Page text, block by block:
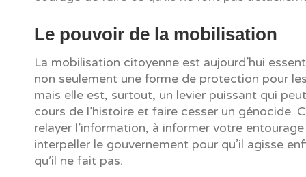
Le pouvoir de la mobilisation
La mobilisation citoyenne est aujourd’hui
non seulement une forme de protection pour
mais elle est, surtout, un levier puissant qui
cours de l’histoire et faire cesser un génocide.
relayer l’information, à informer votre
interpeller le gouvernement pour qu’il agisse
qu’il ne fait pas.